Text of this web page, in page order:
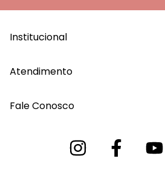
Institucional
Atendimento
Fale Conosco